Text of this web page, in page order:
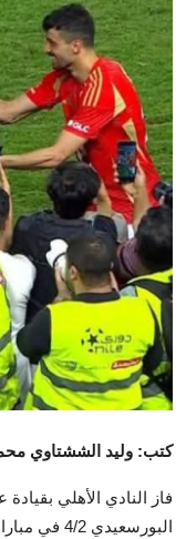
تكنولوجيا وإتصالات
الرياضة
المحافظات
المجتمع والمنوعات
أراء و مقالات
فيديوهات
كتب: وليد الششتاوي
فاز النادي الأهلي